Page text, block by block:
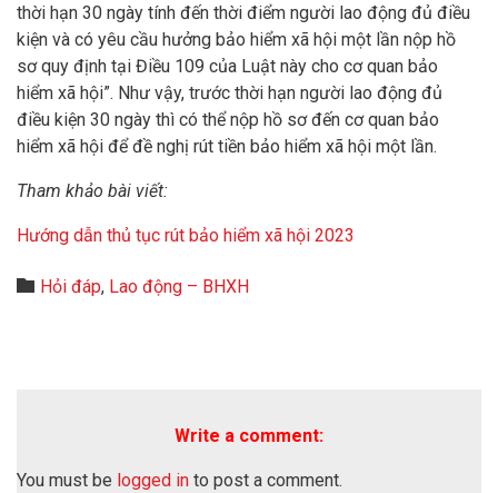
thời hạn 30 ngày tính đến thời điểm người lao động đủ điều
kiện và có yêu cầu hưởng bảo hiểm xã hội một lần nộp hồ
sơ quy định tại Điều 109 của Luật này cho cơ quan bảo
hiểm xã hội”. Như vậy, trước thời hạn người lao động đủ
điều kiện 30 ngày thì có thể nộp hồ sơ đến cơ quan bảo
hiểm xã hội để đề nghị rút tiền bảo hiểm xã hội một lần.
Tham khảo bài viết:
Hướng dẫn thủ tục rút bảo hiểm xã hội 2023
 Category
Hỏi đáp, Lao động – BHXH
Write a comment:
You must be logged in to post a comment.